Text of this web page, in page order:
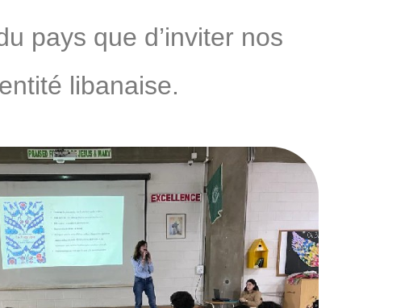
pays que d’inviter nos
libanaise.